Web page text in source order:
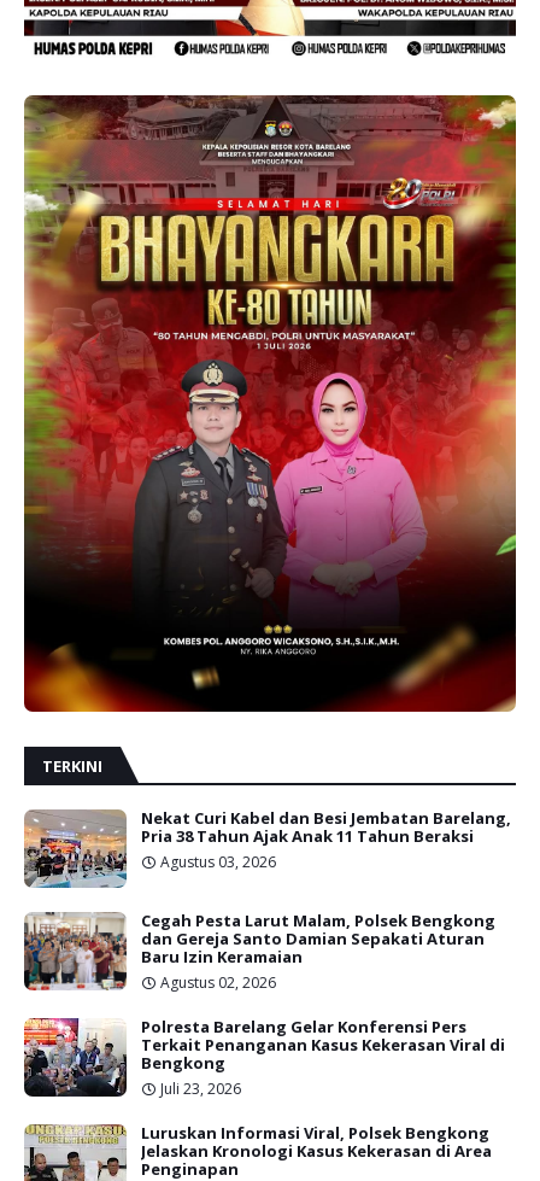
TERKINI
Nekat Curi Kabel dan Besi Jembatan Barelang,
Pria 38 Tahun Ajak Anak 11 Tahun Beraksi
Agustus 03, 2026
Cegah Pesta Larut Malam, Polsek Bengkong
dan Gereja Santo Damian Sepakati Aturan
Baru Izin Keramaian
Agustus 02, 2026
Polresta Barelang Gelar Konferensi Pers
Terkait Penanganan Kasus Kekerasan Viral di
Bengkong
Juli 23, 2026
Luruskan Informasi Viral, Polsek Bengkong
Jelaskan Kronologi Kasus Kekerasan di Area
Penginapan